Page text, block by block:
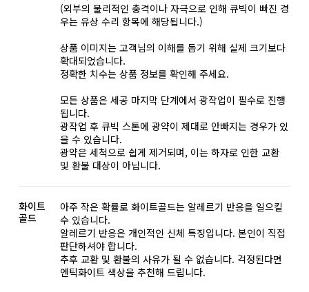
(외부의 물리적인 충격이나 자극으로 인해 큐빅이 빠진 경
우는 유상 수리 항목에 해당됩니다.)
상품 이미지는 고객님의 이해를 돕기 위해 실제 크기보다
확대되었습니다.
정확한 치수는 상품 정보를 확인해 주세요.
모든 상품은 세공 마지막 단계에서 광작업이 필수로 진행
됩니다.
광작업 후 큐빅 스톤에 광약이 제대로 안빠지는 경우가 있
을 수 있습니다.
광약은 세척으로 쉽게 제거되며, 이는 하자로 인한 교환
및 환불 대상이 아닙니다.
화이트
골드
아주 작은 확률로 화이트골드는 알레르기 반응을 일으킬
수 있습니다.
알레르기 반응은 개인적인 신체 특징입니다. 본인이 직접
판단하셔야 합니다.
추후 교환 및 환불의 사유가 될 수 없습니다. 걱정된다면
엔틱화이트 색상을 추천해 드립니다.